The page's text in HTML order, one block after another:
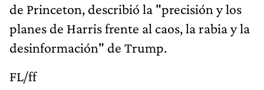
de Princeton, describió la "precisión y los
planes de Harris frente al caos, la rabia y la
desinformación" de Trump.
FL/ff